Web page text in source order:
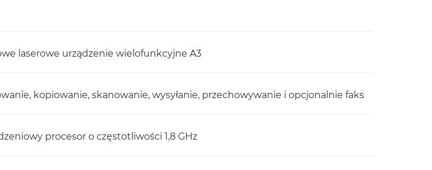
laserowe urządzenie wielofunkcyjne A3
kopiowanie, skanowanie, wysyłanie, przechowywanie i opcjonalnie faks
procesor o częstotliwości 1,8 GHz